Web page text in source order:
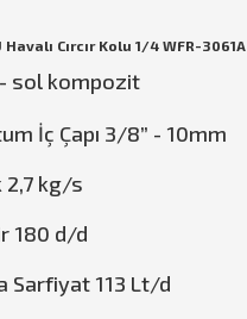
Havalı Cırcır Kolu 1/4 WFR-3061A
sol kompozit
İç Çapı 3/8” - 10mm
2,7 kg/s
180 d/d
Sarfiyat 113 Lt/d